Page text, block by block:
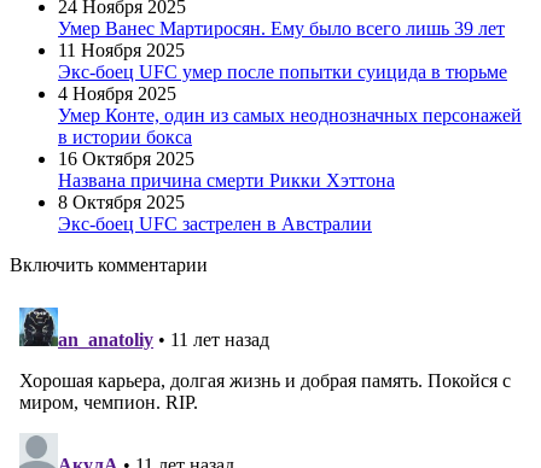
24 Ноября 2025
Умер Ванес Мартиросян. Ему было всего лишь 39 лет
11 Ноября 2025
Экс-боец UFC умер после попытки суицида в тюрьме
4 Ноября 2025
Умер Конте, один из самых неоднозначных персонажей
в истории бокса
16 Октября 2025
Названа причина смерти Рикки Хэттона
8 Октября 2025
Экс-боец UFC застрелен в Австралии
Включить комментарии